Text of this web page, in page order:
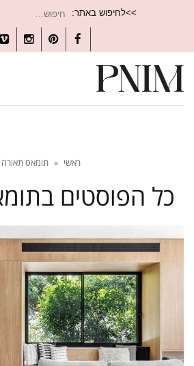
>>לחיפוש באתר:
Facebook
Pinterest
ראשי » תומאס תאורה
כל הפוסטים ב